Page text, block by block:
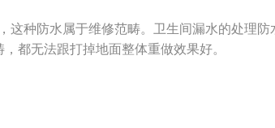
种防水属于维修范畴。卫生间漏水的处理
都无法跟打掉地面整体重做效果好。